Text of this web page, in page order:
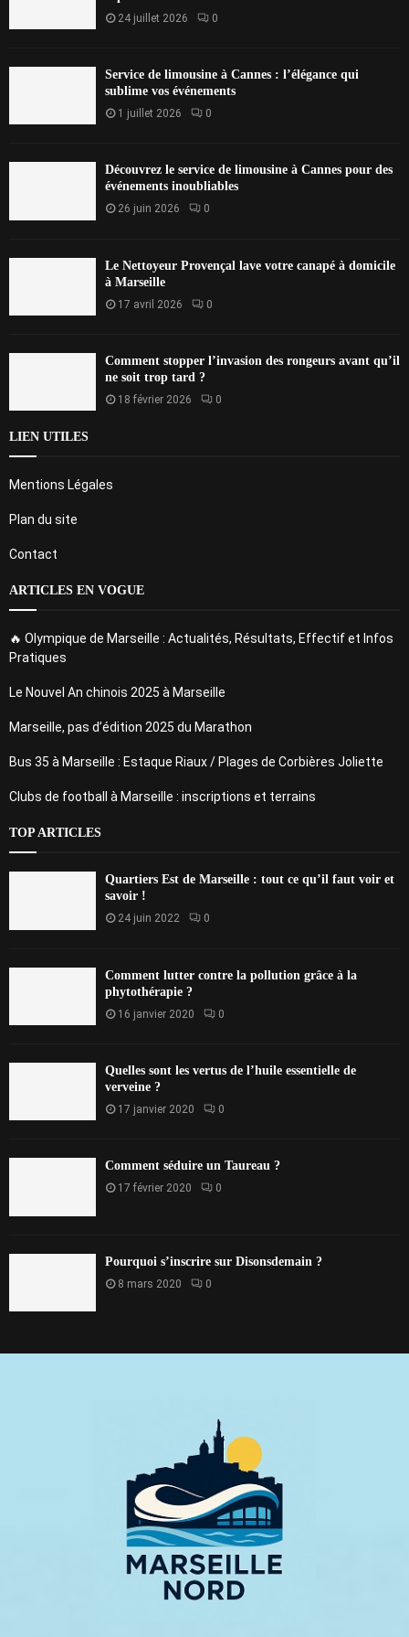
24 juillet 2026 0
Service de limousine à Cannes : l’élégance qui
sublime vos événements
1 juillet 2026 0
Découvrez le service de limousine à Cannes pour des
événements inoubliables
26 juin 2026 0
Le Nettoyeur Provençal lave votre canapé à domicile
à Marseille
17 avril 2026 0
Comment stopper l’invasion des rongeurs avant qu’il
ne soit trop tard ?
18 février 2026 0
LIEN UTILES
Mentions Légales
Plan du site
Contact
ARTICLES EN VOGUE
🔥 Olympique de Marseille : Actualités, Résultats, Effectif et Infos
Pratiques
Le Nouvel An chinois 2025 à Marseille
Marseille, pas d’édition 2025 du Marathon
Bus 35 à Marseille : Estaque Riaux / Plages de Corbières Joliette
Clubs de football à Marseille : inscriptions et terrains
TOP ARTICLES
Quartiers Est de Marseille : tout ce qu’il faut voir et
savoir !
24 juin 2022 0
Comment lutter contre la pollution grâce à la
phytothérapie ?
16 janvier 2020 0
Quelles sont les vertus de l’huile essentielle de
verveine ?
17 janvier 2020 0
Comment séduire un Taureau ?
17 février 2020 0
Pourquoi s’inscrire sur Disonsdemain ?
8 mars 2020 0